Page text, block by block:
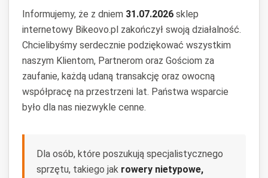
Informujemy, że z dniem 31.07.2026 sklep
internetowy Bikeovo.pl zakończył swoją działalność.
Chcielibyśmy serdecznie podziękować wszystkim
naszym Klientom, Partnerom oraz Gościom za
zaufanie, każdą udaną transakcję oraz owocną
współpracę na przestrzeni lat. Państwa wsparcie
było dla nas niezwykle cenne.
Dla osób, które poszukują specjalistycznego
sprzętu, takiego jak rowery nietypowe,